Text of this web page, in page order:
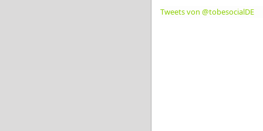
Tweets von @tobesocialDE